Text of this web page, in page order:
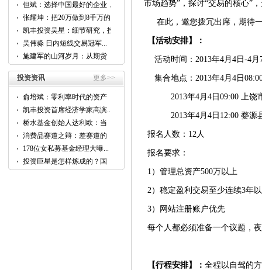
但斌：选择中国最好的企业，
跟...
张耀坤：把20万做到8千万的...
凯丰投资吴星：细节研究，投
资...
吴伟淼 日内短线交易冠军...
施建军的山河岁月：从期货
到...
投资资讯
更多>>
俞培斌：零利率时代的资产
配...
凯丰投资首席经济学家高滨...
桥水基金创始人达利欧：当
前...
消费品赛道之辩：差赛道的
好...
178位女私募基金经理大曝...
投资巨星是怎样炼成的？国
内...
市场趋势”，探讨“交易的核心”
在此，邀您拨冗出席，期待
【活动安排】：
活动时间：2013年4月4日-4月
集合地点：2013年4月4日
2013年4月4日09:00 上饶
2013年4月4日12:00 婺源
报名人数：12人
报名要求：
1）管理总资产500万以上
2）稳定盈利交易至少连续3年
3）网站注册账户优先
每个人都必须准备一个议题，
【行程安排】： 全程以自驾的